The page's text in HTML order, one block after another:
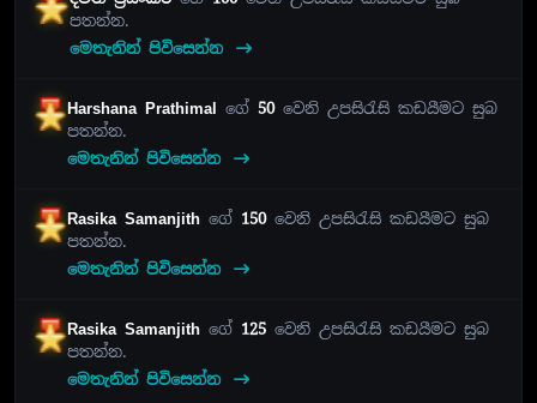
පතන්න.
මෙතැනින් පිවිසෙන්න
Harshana Prathimal ගේ 50වෙනි උපසිරැසි කඩයීමට සුබ
පතන්න.
මෙතැනින් පිවිසෙන්න
Rasika Samanjithගේ 150වෙනි උපසිරැසි කඩයීමට සුබ
පතන්න.
මෙතැනින් පිවිසෙන්න
Rasika Samanjithගේ 125 වෙනි උපසිරැසි කඩයීමට සුබ
පතන්න.
මෙතැනින් පිවිසෙන්න